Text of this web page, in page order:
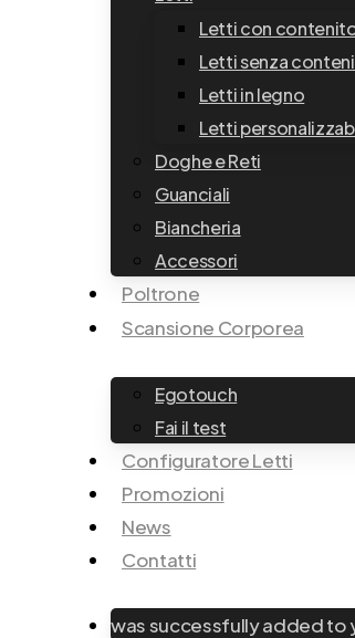
Letti con
Letti senza
Letti in legno
Letti
Doghe e Reti
Guanciali
Biancheria
Accessori
Poltrone
Scansione Corporea
Egotouch
Fai il test
Configuratore Letti
Promozioni
News
Contatti
was successfully added to